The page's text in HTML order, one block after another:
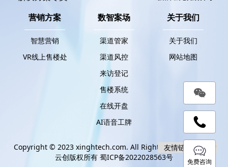
营销方案
智慧营销
VR线上售楼处
数智案场
渠道管家
渠道风控
来访登记
售楼系统
在线开盘
AI语音工牌
关于我们
关于我们
网站地图
Copyright © 2023 xinghtech.com. All Rights Reserved. 新辉
云创版权所有 蜀ICP备2022028563号 免费咨询